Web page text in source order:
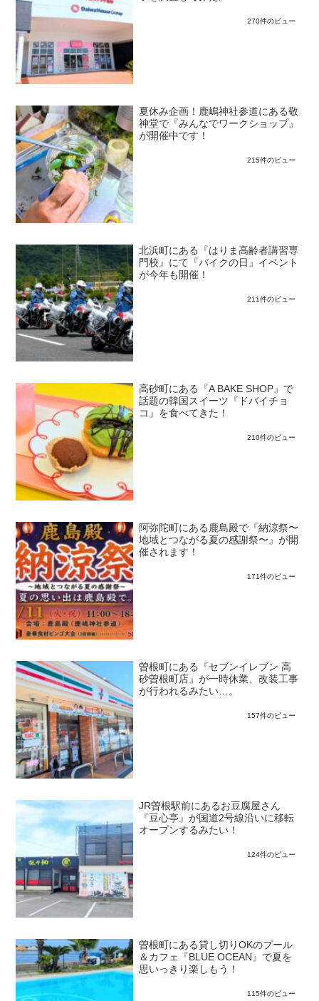
270件のビュー
夏休み企画！鹿嶋神社参道にある敬
神堂で『みんなでワークショップ』
が開催中です！
215件のビュー
北浜町にある『はりま高齢者講習専
門校』にて『バイクの日』イベント
が今年も開催！
211件のビュー
高砂町にある『A BAKE SHOP』で
話題の韓国スイーツ『ドバイチョ
コ』を食べてきた！
210件のビュー
阿弥陀町にある鹿島殿で『納涼祭〜
地域とつながる夏の感謝祭〜』が開
催されます！
171件のビュー
曽根町にある『セブンイレブン 高
砂曽根町店』が一時休業、改装工事
が行われるみたい…。
157件のビュー
JR曽根駅前にあるお豆腐屋さん
『豆心亭』が国道2号線沿いに移転
オープンするみたい！
124件のビュー
曽根町にある貸し切りOKのプール
＆カフェ『BLUE OCEAN』で夏を
思いっきり楽しもう！
115件のビュー